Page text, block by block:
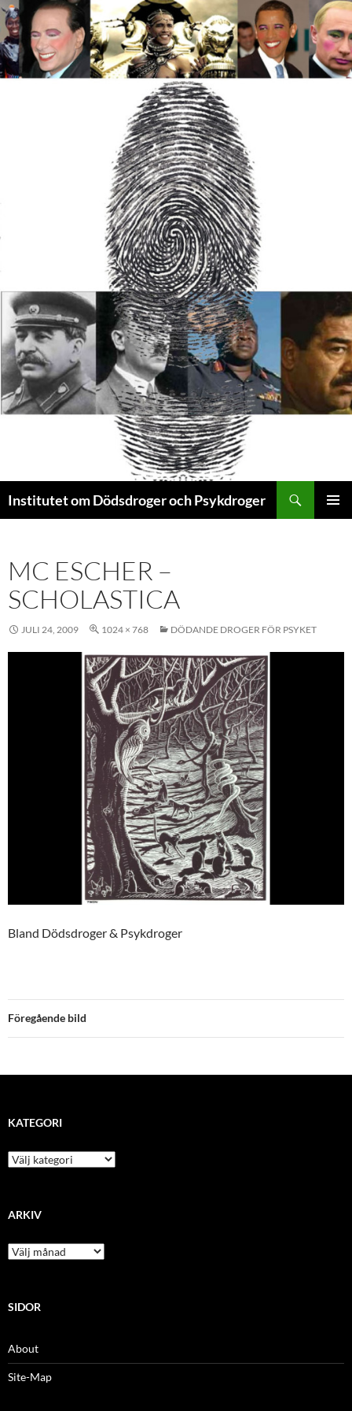
Institutet om Dödsdroger och Psykdroger
MC ESCHER –
SCHOLASTICA
JULI 24, 2009 1024 × 768 DÖDANDE DROGER FÖR PSYKET
Bland Dödsdroger & Psykdroger
Föregående bild
KATEGORI
kategori
ARKIV
arkiv
SIDOR
About
Site-Map